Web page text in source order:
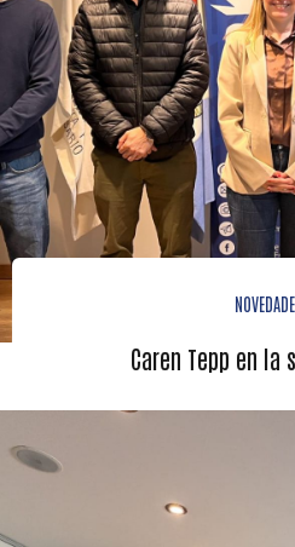
Caren Tepp en la